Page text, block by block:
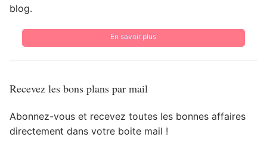
blog.
En savoir plus
Recevez les bons plans par mail
Abonnez-vous et recevez toutes les bonnes affaires
directement dans votre boite mail !